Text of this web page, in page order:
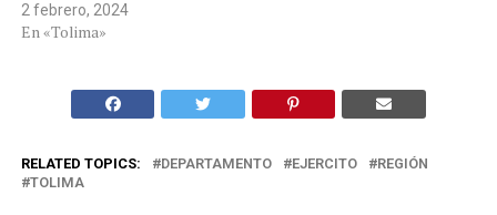
2 febrero, 2024
En «Tolima»
RELATED TOPICS: DEPARTAMENTO EJERCITO
REGIÓN
TOLIMA